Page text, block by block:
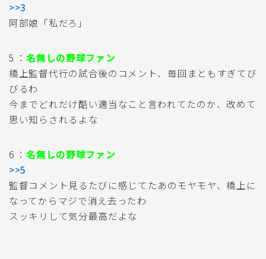
>>3
阿部娘「私だろ」
5 ：名無しの野球ファン
橋上監督代行の試合後のコメント、毎回まともすぎてび
びるわ
今までどれだけ酷い適当なこと言われてたのか、改めて
思い知らされるよな
6 ：名無しの野球ファン
>>5
監督コメント見るたびに感じてたあのモヤモヤ、橋上に
なってからマジで消え去ったわ
スッキリして気分最高だよな